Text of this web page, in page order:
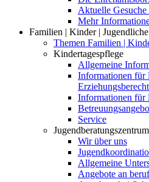
Aktuelle
Mehr
Familien | Kinder |
Themen Familien |
Kindertagespflege
Allgemeine
Informationen für
Informationen für
Service
Wir über uns
Allgemeine
Angebote an